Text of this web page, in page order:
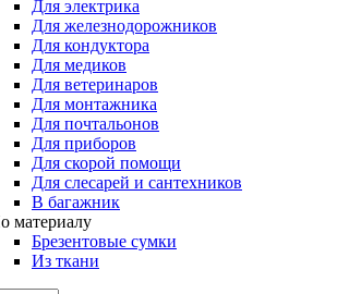
Для электрика
Для железнодорожников
Для кондуктора
Для медиков
Для ветеринаров
Для монтажника
Для почтальонов
Для приборов
Для скорой помощи
Для слесарей и сантехников
В багажник
материалу
Брезентовые сумки
Из ткани